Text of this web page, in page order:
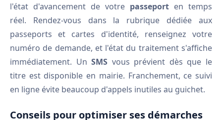
l'état d'avancement de votre passeport en temps
réel. Rendez-vous dans la rubrique dédiée aux
passeports et cartes d'identité, renseignez votre
numéro de demande, et l'état du traitement s'affiche
immédiatement. UnSMS vous prévient dès que le
titre est disponible en mairie. Franchement, ce suivi
en ligne évite beaucoup d'appels inutiles au guichet.
Conseils pour optimiser ses démarches